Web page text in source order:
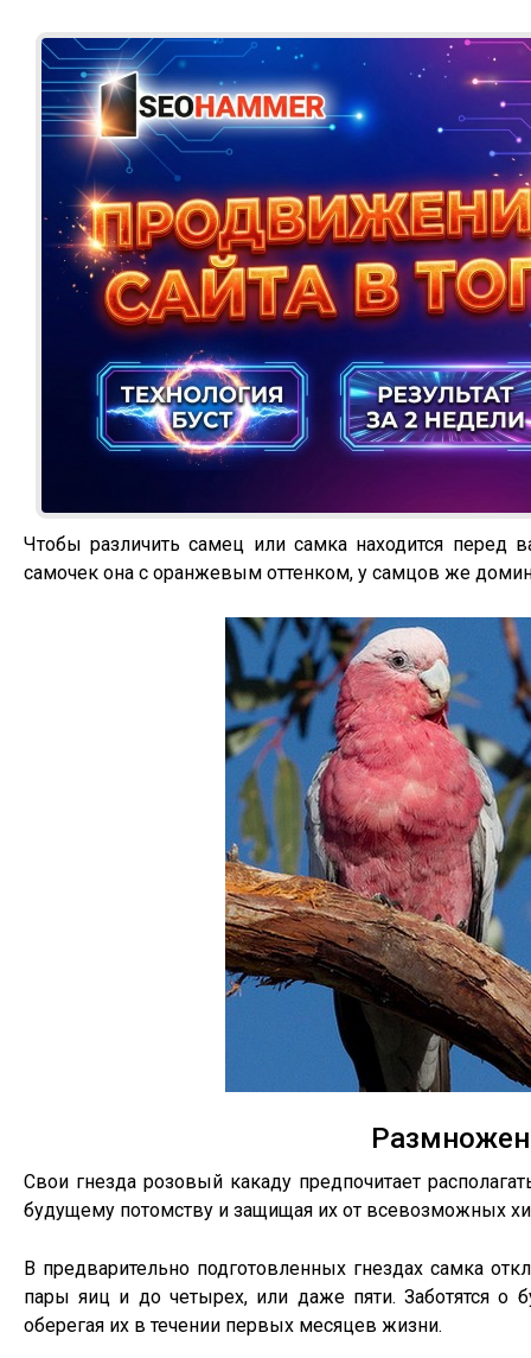
Чтобы различить самец или самка находится перед
самочек она с оранжевым оттенком, у самцов же
Свои гнезда розовый какаду предпочитает
будущему потомству и защищая их от всевозможных
В предварительно подготовленных гнездах самка
пары яиц и до четырех, или даже пяти. Заботятся о
оберегая их в течении первых месяцев жизни.